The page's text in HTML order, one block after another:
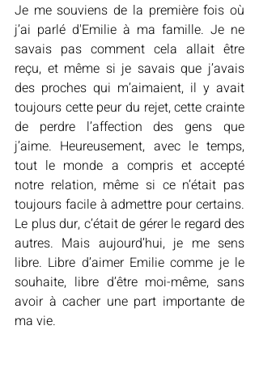
Je me souviens de la première fois où
j’ai parlé d'Emilie à ma famille. Je ne
savais pas comment cela allait être
reçu, et même si je savais que j’avais
des proches qui m’aimaient, il y avait
toujours cette peur du rejet, cette crainte
de perdre l’affection des gens que
j’aime. Heureusement, avec le temps,
tout le monde a compris et accepté
notre relation, même si ce n’était pas
toujours facile à admettre pour certains.
Le plus dur, c’était de gérer le regard des
autres. Mais aujourd’hui, je me sens
libre. Libre d’aimer Emilie comme je le
souhaite, libre d’être moi-même, sans
avoir à cacher une part importante de
ma vie.